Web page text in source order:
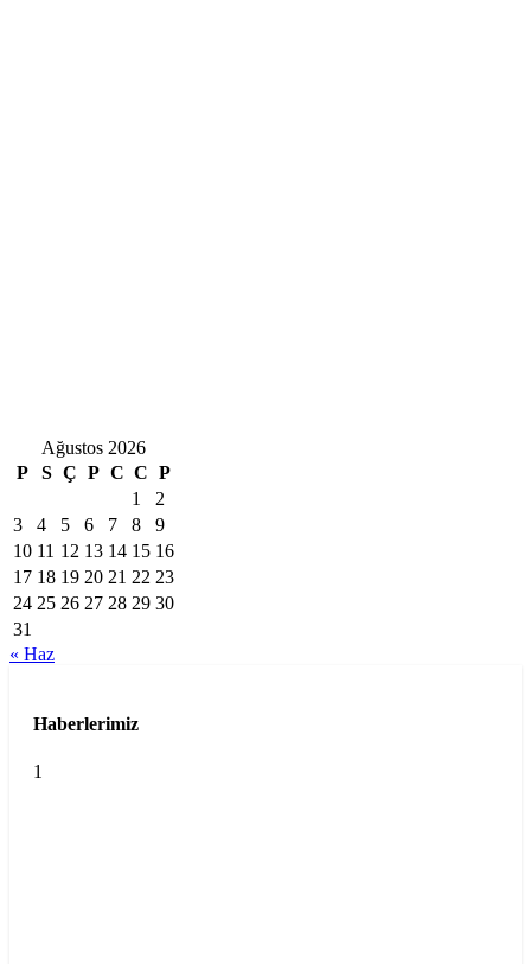
Ağustos 2026
P
S Ç P C C P
1
2
3
4 5 6 7 8
9
10 11 12 13 14 15 16
17 18 19 20 21 22 23
24 25 26 27 28 29 30
31
« Haz
Haberlerimiz
1